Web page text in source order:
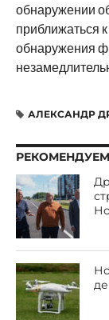
обнаружении
приближаться
обнаружения
АЛЕКСАНДР